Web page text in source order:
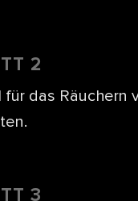
2
für das Räuchern
3